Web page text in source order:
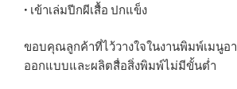
• เข้าเล่มปีกผีเสื้อ ปกแข็ง
ขอบคุณลูกค้าที่ไว้วางใจในงานพิมพ์เมนูอา
ออกแบบและผลิตสื่อสิ่งพิมพ์ไม่มีขั้นต่ำ